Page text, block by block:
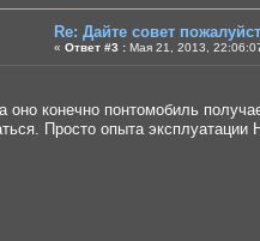
Re: Дайте совет
« Ответ #3 : Мая 21, 2013,
оно конечно понтомобиль
Просто опыта эксплуатации